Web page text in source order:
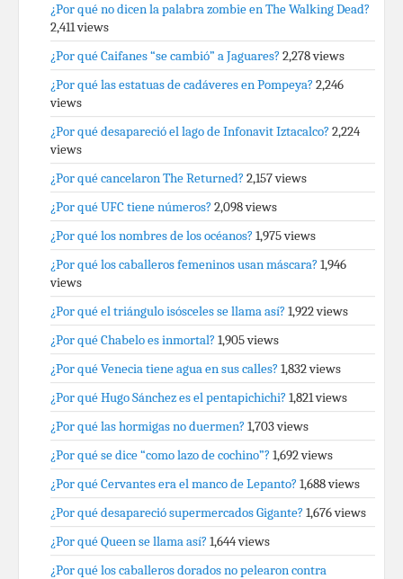
¿Por qué no dicen la palabra zombie en The Walking Dead?
2,411 views
¿Por qué Caifanes “se cambió” a Jaguares? 2,278 views
¿Por qué las estatuas de cadáveres en Pompeya? 2,246
views
¿Por qué desapareció el lago de Infonavit Iztacalco? 2,224
views
¿Por qué cancelaron The Returned? 2,157 views
¿Por qué UFC tiene números? 2,098 views
¿Por qué los nombres de los océanos? 1,975 views
¿Por qué los caballeros femeninos usan máscara? 1,946
views
¿Por qué el triángulo isósceles se llama así? 1,922 views
¿Por qué Chabelo es inmortal? 1,905 views
¿Por qué Venecia tiene agua en sus calles? 1,832 views
¿Por qué Hugo Sánchez es el pentapichichi? 1,821 views
¿Por qué las hormigas no duermen? 1,703 views
¿Por qué se dice “como lazo de cochino”? 1,692 views
¿Por qué Cervantes era el manco de Lepanto? 1,688 views
¿Por qué desapareció supermercados Gigante? 1,676 views
¿Por qué Queen se llama así? 1,644 views
¿Por qué los caballeros dorados no pelearon contra